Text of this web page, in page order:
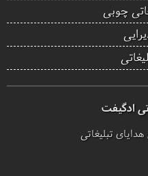
چوبی
ادگیفت
هدایای تبلیغاتی